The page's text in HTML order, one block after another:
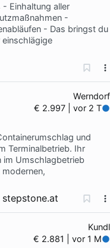
- Einhaltung aller
-
- Das bringst du
Werndorf
€ 2.997 | vor 2 T
und
Terminalbetrieb. Ihr
im Umschlagbetrieb
stepstone.at
Kundl
€ 2.881 | vor 1 M